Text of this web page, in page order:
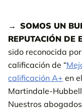
SOMOS UN
REPUTACIÓN DE
sido reconocida
calificación de “
calificación A+ en
Martindale-
Nuestros